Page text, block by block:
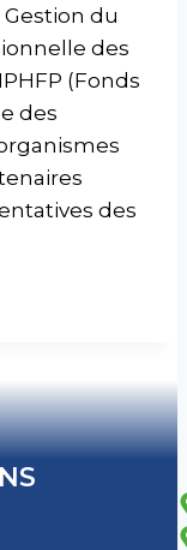
Gestion du
des
(Fonds
des
des